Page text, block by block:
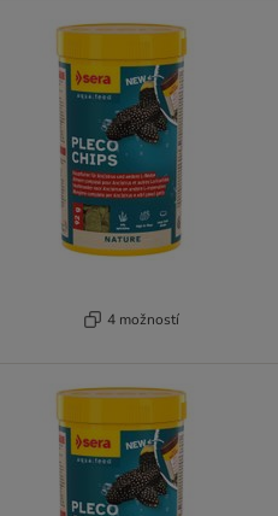
4 možností